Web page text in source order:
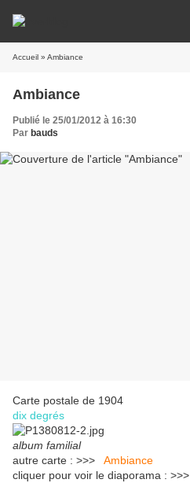
Accueil » Ambiance
Ambiance
Publié le 25/01/2012 à 16:30
Par bauds
Carte postale de 1904
dix degrés
album familial
autre carte : >>> Ambiance
cliquer pour voir le diaporama : >>>